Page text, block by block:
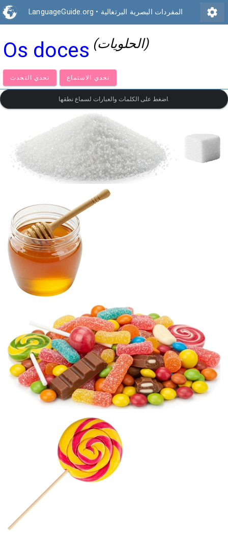
LanguageGuide.org • المفردات البصرية البرتغالية settings
Os doces (الحلويات)
تحدي التحدث تحدي الاستماع
اضغط على الكلمات والعبارات لسماع نطقها.